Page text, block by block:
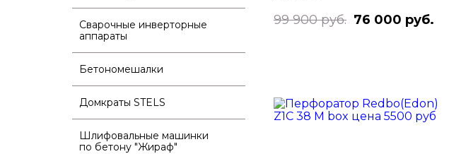
Сварочные инверторные
аппараты
Бетономешалки
Домкраты STELS
Шлифовальные машинки
по бетону "Жираф"
99 900 руб. 76 000 руб.